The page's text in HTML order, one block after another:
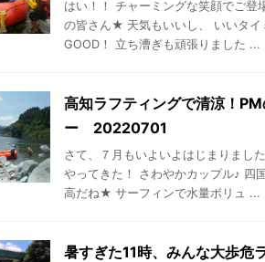
はい！！ チャーミングな笑顔でご登
の皆さん★ 天気もいいし、 いいタイ
GOOD！ 立ち漕ぎも頑張りました ...
高知ラフティングで清涼！
ー 20220701
さて、７月もいよいよはじまりまし
やってきた！ さわやかカップル♪ 四
高だね★ サーフィンで水量ボリュ ...
暑すぎた11時、みんな大歩危